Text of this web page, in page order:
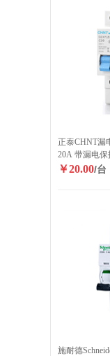
正泰CHNT漏
20A 带漏电保
￥20.00/台
施耐德